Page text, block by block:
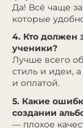
Да! Всё чаще
которые
4. Кто должен
ученики?
Лучше всего
стиль и идеи,
и оплатой.
5. Какие
создании
— плохое